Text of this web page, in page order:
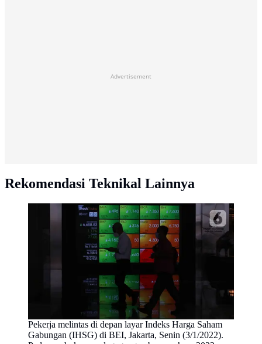
Advertisement
Rekomendasi Teknikal Lainnya
Pekerja melintas di depan layar Indeks Harga Saham
Gabungan (IHSG) di BEI, Jakarta, Senin (3/1/2022).